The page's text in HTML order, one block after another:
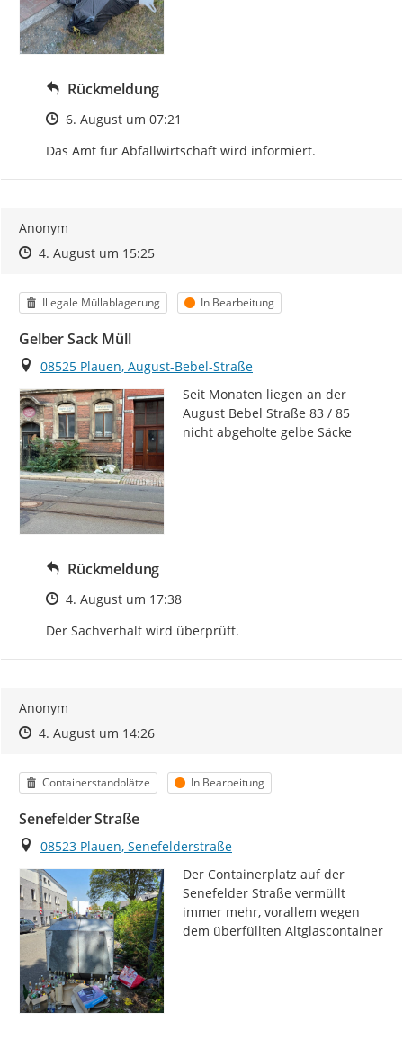
Rückmeldung
Zeitpunkt des Erstellens
6. August um 07:21
Das Amt für Abfallwirtschaft wird informiert.
Anonym
Zeitpunkt des Erstellens
Zeitpunkt des Erstellens
4. August um 15:25Zur Äußerung
Kategorie
Illegale Müllablagerung Status
In Bearbeitung
Gelber Sack Müll
Ort
08525 Plauen, August-Bebel-Straße
Seit Monaten liegen an der
August Bebel Straße 83 / 85
nicht abgeholte gelbe Säcke
Rückmeldung
Zeitpunkt des Erstellens
4. August um 17:38
Der Sachverhalt wird überprüft.
Anonym
Zeitpunkt des Erstellens
Zeitpunkt des Erstellens
4. August um 14:26Zur Äußerung
Kategorie
Containerstandplätze Status
In Bearbeitung
Senefelder Straße
Ort
08523 Plauen, Senefelderstraße
Der Containerplatz auf der
Senefelder Straße vermüllt
immer mehr, vorallem wegen
dem überfüllten Altglascontainer